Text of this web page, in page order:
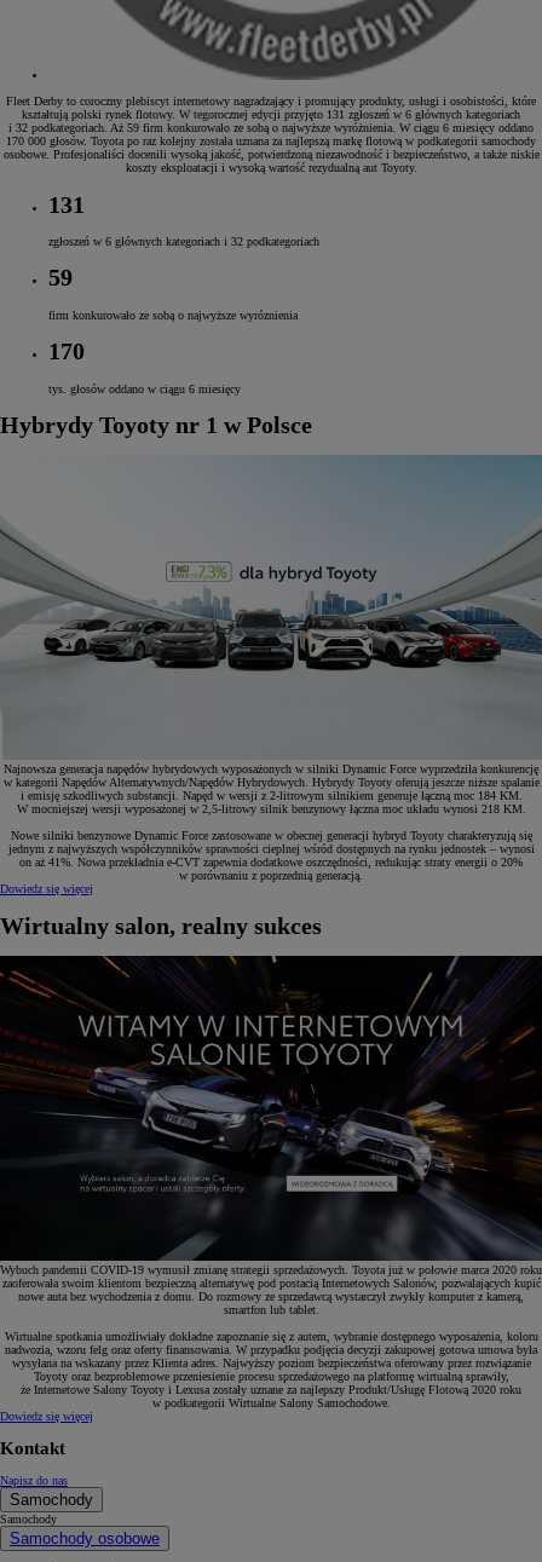
Fleet Derby to coroczny plebiscyt internetowy nagradzający i promujący produkty, usługi i osobistości, które
kształtują polski rynek flotowy. W tegorocznej edycji przyjęto 131 zgłoszeń w 6 głównych kategoriach
i 32 podkategoriach. Aż 59 firm konkurowało ze sobą o najwyższe wyróżnienia. W ciągu 6 miesięcy oddano
170 000 głosów. Toyota po raz kolejny została uznana za najlepszą markę flotową w podkategorii samochody
osobowe. Profesjonaliści docenili wysoką jakość, potwierdzoną niezawodność i bezpieczeństwo, a także niskie
koszty eksploatacji i wysoką wartość rezydualną aut Toyoty.
131
zgłoszeń w 6 głównych kategoriach i 32 podkategoriach
59
firm konkurowało ze sobą o najwyższe wyróznienia
170
tys. głosów oddano w ciągu 6 miesięcy
Hybrydy Toyoty nr 1 w Polsce
Najnowsza generacja napędów hybrydowych wyposażonych w silniki Dynamic Force wyprzedziła konkurencję
w kategorii Napędów Alternatywnych/Napędów Hybrydowych. Hybrydy Toyoty oferują jeszcze niższe spalanie
i emisję szkodliwych substancji. Napęd w wersji z 2-litrowym silnikiem generuje łączną moc 184 KM.
W mocniejszej wersji wyposażonej w 2,5-litrowy silnik benzynowy łączna moc układu wynosi 218 KM.
Nowe silniki benzynowe Dynamic Force zastosowane w obecnej generacji hybryd Toyoty charakteryzują się
jednym z najwyższych współczynników sprawności cieplnej wśród dostępnych na rynku jednostek – wynosi
on aż 41%. Nowa przekładnia e-CVT zapewnia dodatkowe oszczędności, redukując straty energii o 20%
w porównaniu z poprzednią generacją.
Dowiedz się więcej
Wirtualny salon, realny sukces
Wybuch pandemii COVID-19 wymusił zmianę strategii sprzedażowych. Toyota już w połowie marca 2020 roku
zaoferowała swoim klientom bezpieczną alternatywę pod postacią Internetowych Salonów, pozwalających kupić
nowe auta bez wychodzenia z domu. Do rozmowy ze sprzedawcą wystarczył zwykły komputer z kamerą,
smartfon lub tablet.
Wirtualne spotkania umożliwiały dokładne zapoznanie się z autem, wybranie dostępnego wyposażenia, koloru
nadwozia, wzoru felg oraz oferty finansowania. W przypadku podjęcia decyzji zakupowej gotowa umowa była
wysyłana na wskazany przez Klienta adres. Najwyższy poziom bezpieczeństwa oferowany przez rozwiązanie
Toyoty oraz bezproblemowe przeniesienie procesu sprzedażowego na platformę wirtualną sprawiły,
że Internetowe Salony Toyoty i Lexusa zostały uznane za najlepszy Produkt/Usługę Flotową 2020 roku
w podkategorii Wirtualne Salony Samochodowe.
Dowiedz się więcej
Kontakt
Napisz do nas
Samochody
Samochody
Samochody osobowe